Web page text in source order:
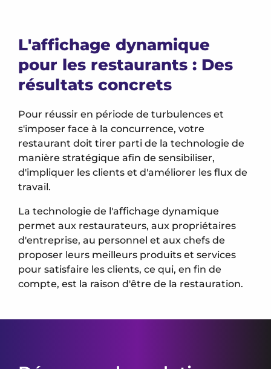
L'affichage dynamique
pour les restaurants : Des
résultats concrets
Pour réussir en période de turbulences et
s'imposer face à la concurrence, votre
restaurant doit tirer parti de la technologie de
manière stratégique afin de sensibiliser,
d'impliquer les clients et d'améliorer les flux de
travail.
La technologie de l'affichage dynamique
permet aux restaurateurs, aux propriétaires
d'entreprise, au personnel et aux chefs de
proposer leurs meilleurs produits et services
pour satisfaire les clients, ce qui, en fin de
compte, est la raison d'être de la restauration.